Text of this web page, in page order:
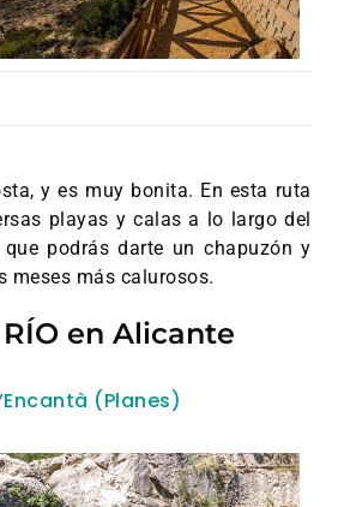
y es muy bonita. En esta ruta
playas y calas a lo largo del
podrás darte un chapuzón y
meses más calurosos.
en Alicante
(Planes)